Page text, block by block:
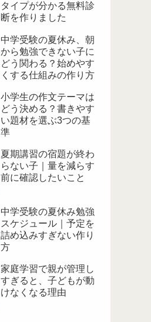
タイプが分かる無料診
断を作りました
中学受験の夏休み、朝
から勉強できない子に
どう関わる？始めやす
くする仕組みの作り方
小学生の作文テーマは
どう決める？書きやす
い題材を選ぶ3つの基
準
夏期講習の宿題が終わ
らない子｜量を減らす
前に確認したいこと
中学受験の夏休み勉強
スケジュール｜予定を
詰め込みすぎない作り
方
家庭学習で親が管理し
すぎると、子どもが動
けなくなる理由